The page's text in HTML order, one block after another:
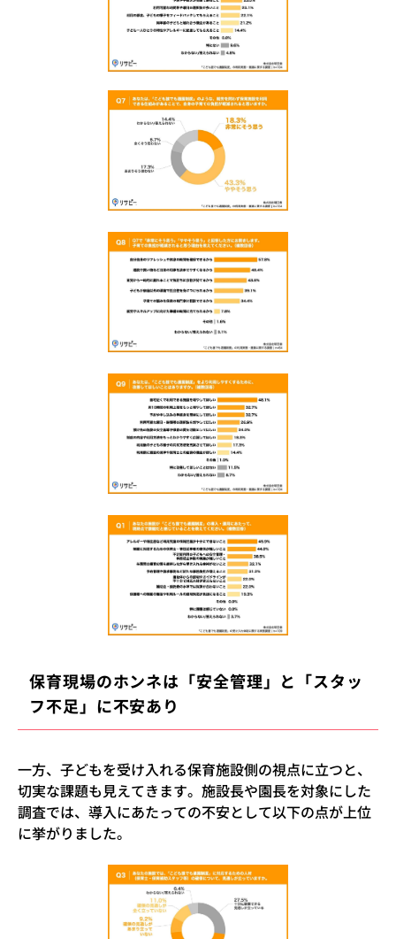
保育現場のホンネは「安全管理」と「スタッ
フ不足」に不安あり
一方、子どもを受け入れる保育施設側の視点に立つと、
切実な課題も見えてきます。施設長や園長を対象にした
調査では、導入にあたっての不安として以下の点が上位
に挙がりました。